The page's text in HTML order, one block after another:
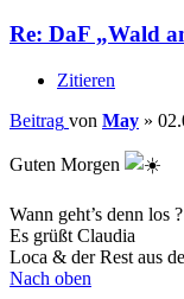
Re: DaF „Wald
Zitieren
Beitrag von May »
Guten Morgen
Wann geht’s denn los ?
Es grüßt Claudia
Loca & der Rest aus
Nach oben